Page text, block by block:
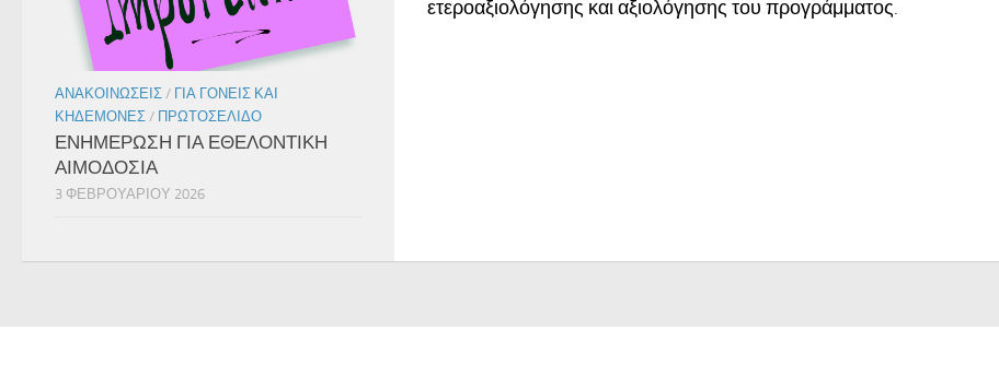
ετεροαξιολόγησης και αξιολόγησης του προγράμματος.
ΑΝΑΚΟΙΝΏΣΕΙΣ / ΓΙΑ ΓΟΝΕΊΣ ΚΑΙ
ΚΗΔΕΜΌΝΕΣ / ΠΡΩΤΟΣΈΛΙΔΟ
ΕΝΗΜΕΡΩΣΗ ΓΙΑ ΕΘΕΛΟΝΤΙΚΗ
ΑΙΜΟΔΟΣΙΑ
3 ΦΕΒΡΟΥΑΡΊΟΥ 2026